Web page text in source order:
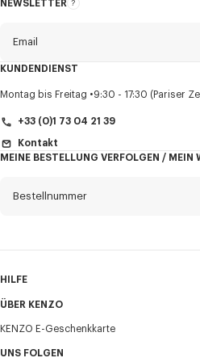
NEWSLETTER
Über
Email
Anrede Obligatorisch
Veranstaltungen erhalten, die
KUNDENDIENST
Montag bis Freitag 9:30 - 17:30 (Pariser
+33 (0)1 73 04 21 39
Kontakt
MEINE BESTELLUNG VERFOLGEN / MEIN
Bestellnummer
HILFE
Mein Konto
Größentabelle
FAQ
ÜBER KENZO
AGB
Impressum und Nutzungsbedingungen
KENZO E-Geschenkkarte
UNS FOLGEN